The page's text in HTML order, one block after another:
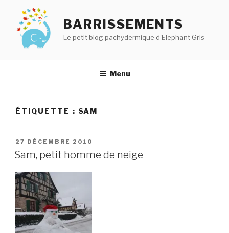
contenu
principal
BARRISSEMENTS
Le petit blog pachydermique d'Elephant Gris
Menu
ÉTIQUETTE : SAM
PUBLIÉ
LE
27 DÉCEMBRE 2010
Sam, petit homme de neige